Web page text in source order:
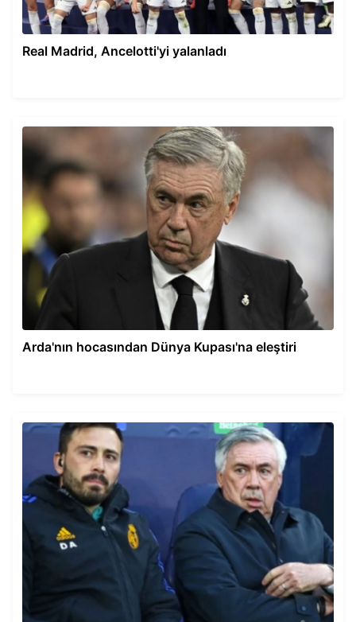
Real Madrid, Ancelotti'yi yalanladı
Arda'nın hocasından Dünya Kupası'na eleştiri